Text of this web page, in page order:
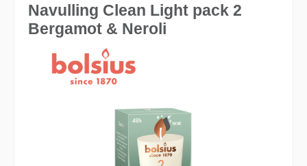
Navulling Clean Light pack 2
Bergamot & Neroli